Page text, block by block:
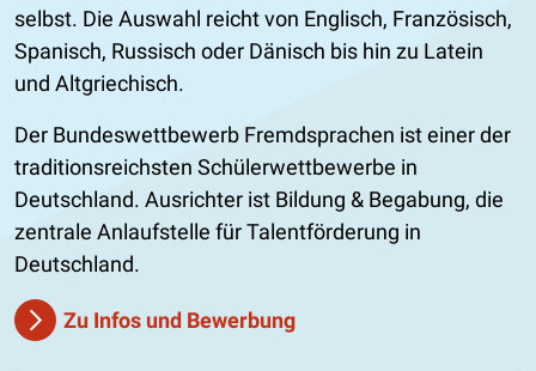
selbst. Die Auswahl reicht von Englisch, Französisch,
Spanisch, Russisch oder Dänisch bis hin zu Latein
und Altgriechisch.
Der Bundeswettbewerb Fremdsprachen ist einer der
traditionsreichsten Schülerwettbewerbe in
Deutschland. Ausrichter ist Bildung & Begabung, die
zentrale Anlaufstelle für Talentförderung in
Deutschland.
Zu Infos und Bewerbung